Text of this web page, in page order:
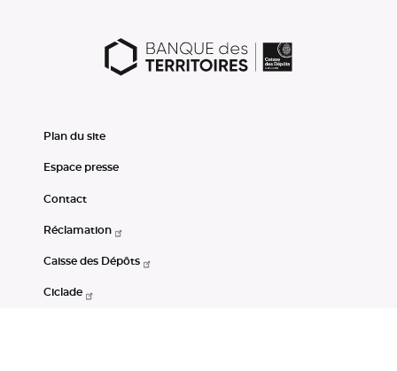
Plan du site
Espace presse
Contact
Réclamation
Caisse des Dépôts
Ciclade